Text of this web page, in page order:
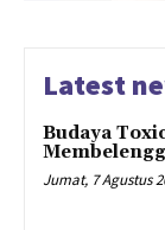
Latest
Budaya
Jumat, 7 Agustus